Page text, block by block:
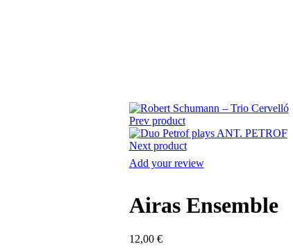
Prev product
Next product
Add your review
Airas Ensemble
12,00 €